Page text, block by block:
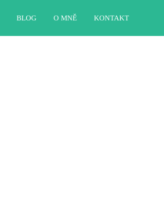
BLOG O MNĚ KONTAKT